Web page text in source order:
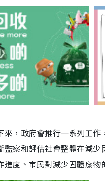
來，政府會推行一系列工
監察和評估社會整體在減
進度、市民對減少固體廢物